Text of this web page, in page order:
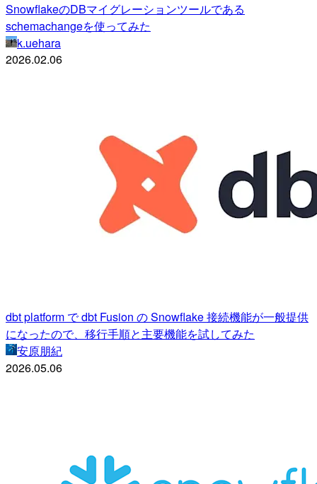
SnowflakeのDBマイグレーションツールである
schemachangeを使ってみた
k.uehara
2026.02.06
dbt platform で dbt Fusion の Snowflake 接続機能が一般提供
になったので、移行手順と主要機能を試してみた
安原朋紀
2026.05.06